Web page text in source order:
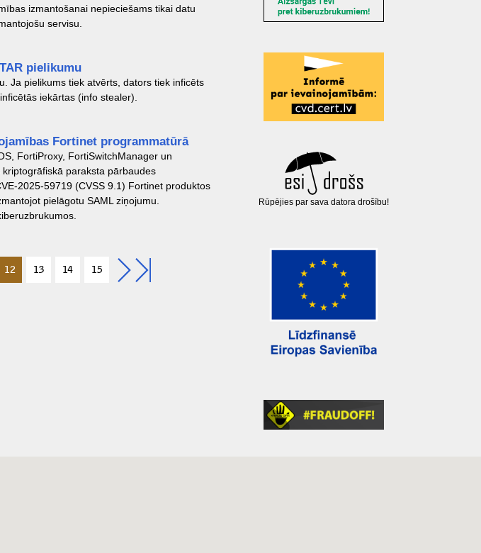
izmantošanai nepieciešams tikai datu
servisu.
pielikumu
Ja pielikums tiek atvērts, dators tiek inficēts
iekārtas (info stealer).
Fortinet programmatūrā
FortiProxy, FortiSwitchManager un
paraksta pārbaudes
2025-59719 (CVSS 9.1) Fortinet produktos
pielāgotu SAML ziņojumu.
12 13 14 15
Rūpējies par sava datora drošību!